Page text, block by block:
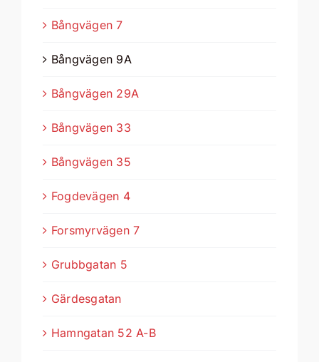
Bångvägen 7
Bångvägen 9A
Bångvägen 29A
Bångvägen 33
Bångvägen 35
Fogdevägen 4
Forsmyrvägen 7
Grubbgatan 5
Gärdesgatan
Hamngatan 52 A-B